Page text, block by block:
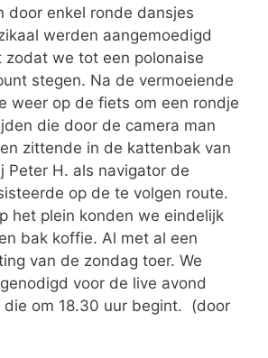
door enkel ronde dansjes
werden aangemoedigd
zodat we tot een polonaise
stegen. Na de vermoeiende
weer op de fiets om een rondje
die door de camera man
zittende in de kattenbak van
Peter H. als navigator de
op de te volgen route.
het plein konden we eindelijk
bak koffie. Al met al een
van de zondag toer. We
voor de live avond
die om 18.30 uur begint. (door